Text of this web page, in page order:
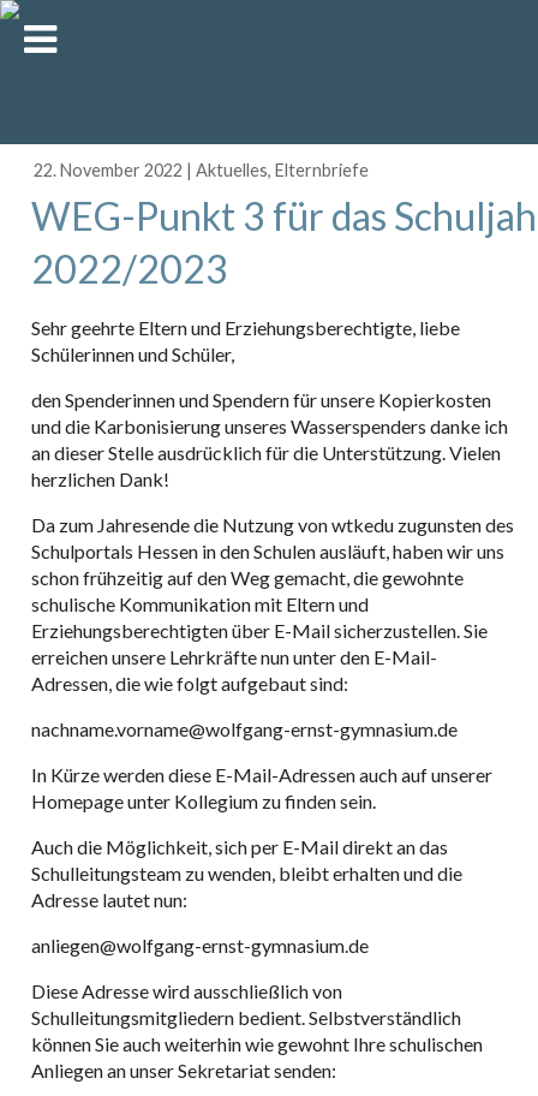
22. November 2022 |Aktuelles,Elternbriefe
WEG-Punkt 3 für das
2022/2023
Sehr geehrte Eltern und Erziehungsberechtigte, liebe
Schülerinnen und Schüler,
den Spenderinnen und Spendern für unsere Kopierkosten
und die Karbonisierung unseres Wasserspenders danke ich
an dieser Stelle ausdrücklich für die Unterstützung. Vielen
herzlichen Dank!
Da zum Jahresende die Nutzung von wtkedu zugunsten des
Schulportals Hessen in den Schulen ausläuft, haben wir uns
schon frühzeitig auf den Weg gemacht, die gewohnte
schulische Kommunikation mit Eltern und
Erziehungsberechtigten über E-Mail sicherzustellen. Sie
erreichen unsere Lehrkräfte nun unter den E-Mail-
Adressen, die wie folgt aufgebaut sind:
nachname.vorname@wolfgang-ernst-gymnasium.de
In Kürze werden diese E-Mail-Adressen auch auf unserer
Homepage unter Kollegium zu finden sein.
Auch die Möglichkeit, sich per E-Mail direkt an das
Schulleitungsteam zu wenden, bleibt erhalten und die
Adresse lautet nun:
anliegen@wolfgang-ernst-gymnasium.de
Diese Adresse wird ausschließlich von
Schulleitungsmitgliedern bedient. Selbstverständlich
können Sie auch weiterhin wie gewohnt Ihre schulischen
Anliegen an unser Sekretariat senden: